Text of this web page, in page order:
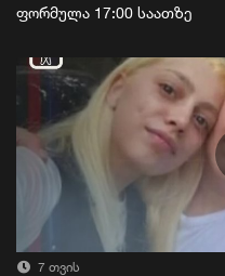
ფორმულა 17:00 საათზე
7 თვის